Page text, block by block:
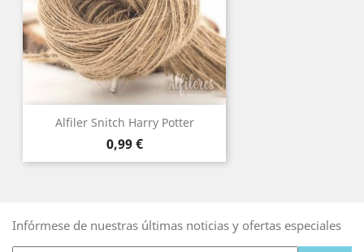
Alfiler Snitch Harry Potter
Precio
0,99 €
Infórmese de nuestras últimas noticias y ofertas especiales